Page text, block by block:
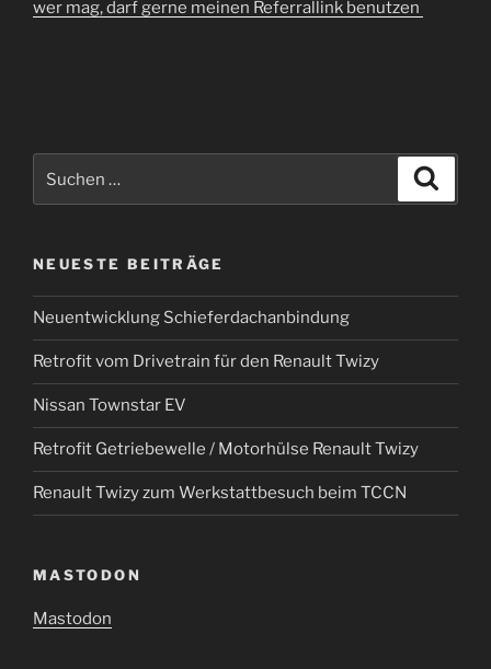
wer mag, darf gerne meinen Referrallink benutzen
nach:
NEUESTE BEITRÄGE
Neuentwicklung Schieferdachanbindung
Retrofit vom Drivetrain für den Renault Twizy
Nissan Townstar EV
Retrofit Getriebewelle / Motorhülse Renault Twizy
Renault Twizy zum Werkstattbesuch beim TCCN
MASTODON
Mastodon